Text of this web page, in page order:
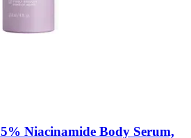
5% Niacinamide Body Serum,